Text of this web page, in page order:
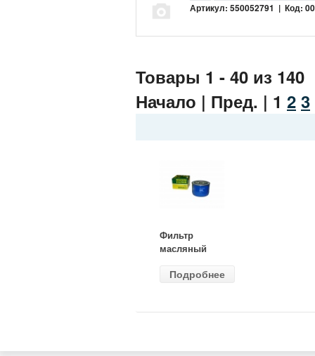
Артикул: 550052791 | Код:
Товары 1 - 40 из 140
Начало | Пред. | 1 2 3
Фильтр
масляный
(MANN) W
Подробнее